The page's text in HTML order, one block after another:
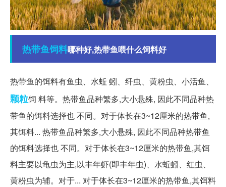
热带鱼饲料哪种好,热带鱼喂什么饲料好
热带鱼的饵料有鱼虫、水蚯 蚓、纤虫、黄粉虫、小活鱼、
颗粒饲 料等。热带鱼品种繁多,大小悬殊, 因此不同品种热
带鱼的饵料选择也 不同。对于体长在3~12厘米的热带鱼,
其饵料... 热带鱼品种繁多,大小悬殊, 因此不同品种热带鱼
的饵料选择也 不同。对于体长在3~12厘米的热带鱼,其饵
料主要以龟虫为主,以丰年虾(即丰年虫)、水蚯蚓、红虫、
黄粉虫为辅。对于... 对于体长在3~12厘米的热带鱼,其饵料